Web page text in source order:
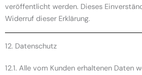
veröffentlicht werden. Dieses
Widerruf dieser Erklärung.
12. Datenschutz
12.1. Alle vom Kunden erhaltenen Daten